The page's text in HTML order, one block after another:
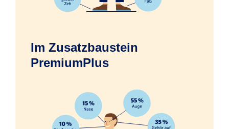
Erfrierungen infolge eines Unfalls
Im Zusatzbaustein
PremiumPlus